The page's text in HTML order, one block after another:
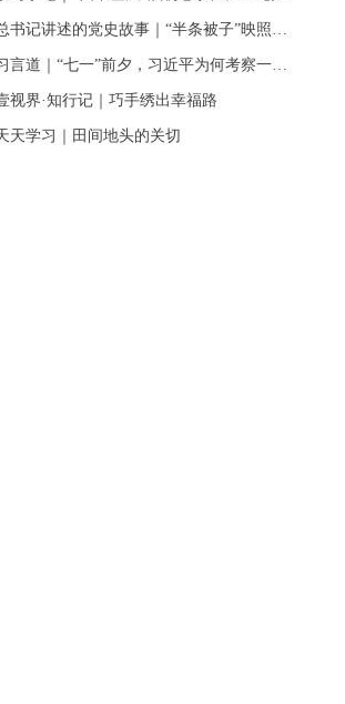
视界·知行记｜巧手绣出幸福路
天学习｜田间地头的关切